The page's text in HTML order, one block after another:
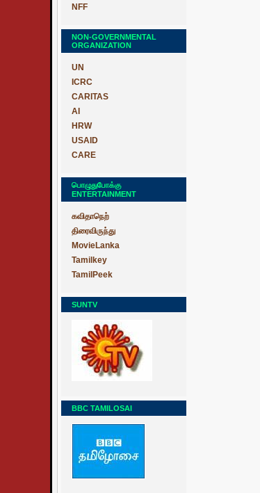
NFF
NON-GOVERNMENTAL
ORGANIZATION
UN
ICRC
CARITAS
AI
HRW
USAID
CARE
பொழுதுபோக்கு
ENTERTAINMENT
கவிதாநெற்
திரைவிருந்து
MovieLanka
Tamilkey
TamilPeek
SUNTV
BBC TAMILOSAI